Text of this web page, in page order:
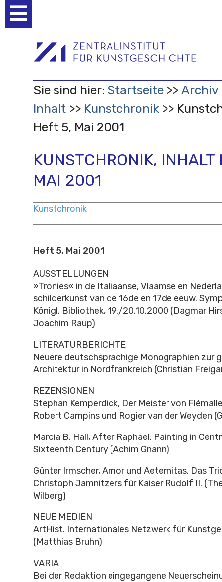
Werkzeuge
Sie sind hier: Startseite
Archiv
Inhalt
Kunstchronik
Heft 5, Mai 2001
KUNSTCHRONIK, INHALT
MAI 2001
Kunstchronik
Heft 5, Mai 2001
AUSSTELLUNGEN
»Tronies« in de Italiaanse, Vlaamse en
schilderkunst van de 16de en 17de eeuw.
Königl. Bibliothek, 19./20.10.2000 (Dagmar
Joachim Raup)
LITERATURBERICHTE
Neuere deutschsprachige Monographien zur
Architektur in Nordfrankreich (Christian
REZENSIONEN
Stephan Kemperdick, Der Meister von
Robert Campins und Rogier van der Weyden
Marcia B. Hall, After Raphael: Painting in
Sixteenth Century (Achim Gnann)
Günter Irmscher, Amor und Aeternitas. Das
Christoph Jamnitzers für Kaiser Rudolf II.
Wilberg)
NEUE MEDIEN
ArtHist. Internationales Netzwerk für
(Matthias Bruhn)
VARIA
Bei der Redaktion eingegangene